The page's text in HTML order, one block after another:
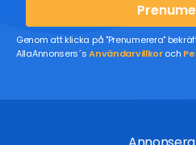
Genom att klicka på "Prenumerera"
AllaAnnonsers´sAnvändarvillkoroch